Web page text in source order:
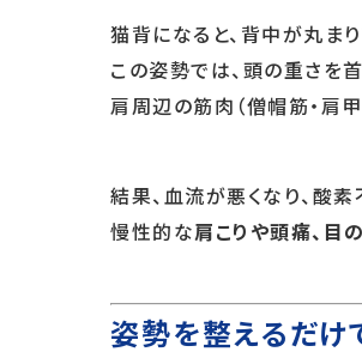
猫背になると、背中が丸ま
この姿勢では、頭の重さを
肩周辺の筋肉（僧帽筋・肩
結果、血流が悪くなり、酸
慢性的な肩こりや頭痛、目
姿勢を整えるだけ